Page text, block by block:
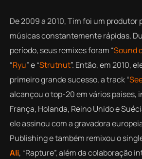
De 2009 a 2010, Tim foi um produtor
músicas constantemente rápidas.
período, seus remixes foram “Sound
“Ryu” e “Strutnut”. Então, em 2010,
primeiro grande sucesso, a track “
alcançou o top-20 em vários países,
França, Holanda, Reino Unido e
ele assinou com a gravadora
Publishing e também remixou o
Ali, “Rapture”, além da colaboração